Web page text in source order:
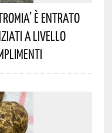
È Entrato
A Livello